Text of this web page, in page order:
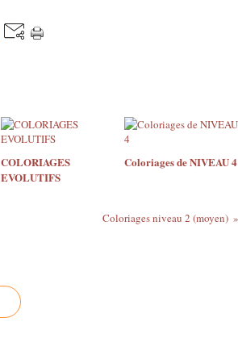
COLORIAGES
EVOLUTIFS
Coloriages de NIVEAU 4
Coloriages niveau 2 (moyen)